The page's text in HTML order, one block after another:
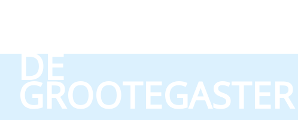
DE
GROOTEGASTER